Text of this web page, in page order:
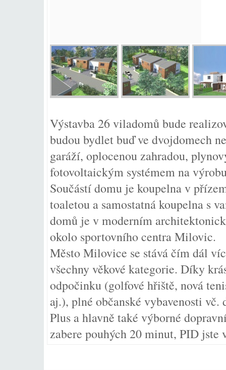
Výstavba 26 viladomů bude
budou bydlet buď ve dvojdomech
garáží, oplocenou zahradou,
fotovoltaickým systémem na
Součástí domu je koupelna v
toaletou a samostatná koupelna s
domů je v moderním
okolo sportovního centra Milovic.
Město Milovice se stává čím dál
všechny věkové kategorie. Díky
odpočinku (golfové hřiště, nová
aj.), plné občanské vybavenosti
Plus a hlavně také výborné
zabere pouhých 20 minut, PID jste